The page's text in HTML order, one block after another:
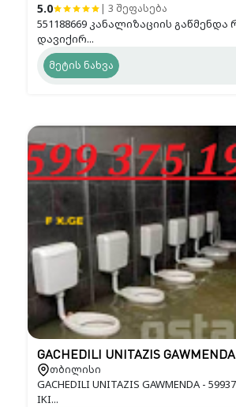
5.0 | 3 შეფასება
551188669 კანალიზაციის
დავიქირ...
მეტის ნახვა
GACHEDILI UNITAZIS
თბილისი
GACHEDILI UNITAZIS GAWMENDA -
IKI...